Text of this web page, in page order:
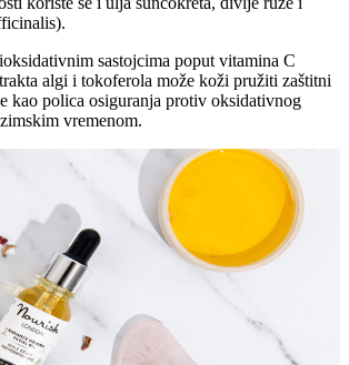
sastojcima poput vitamina C
algi i tokoferola može koži pružiti zaštitni
kao polica osiguranja protiv oksidativnog
vremenom.